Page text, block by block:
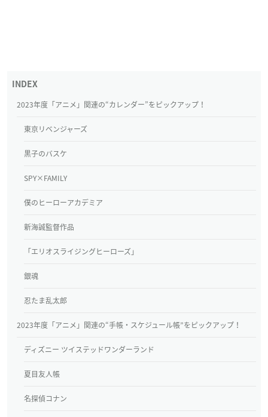
2023年度「アニメ」関連の“カレンダー”をピックアップ！
東京リベンジャーズ
黒子のバスケ
SPY×FAMILY
僕のヒーローアカデミア
新海誠監督作品
「エリオスライジングヒーローズ」
銀魂
忍たま乱太郎
2023年度「アニメ」関連の“手帳・スケジュール帳”をピックアップ！
ディズニー ツイステッドワンダーランド
夏目友人帳
名探偵コナン